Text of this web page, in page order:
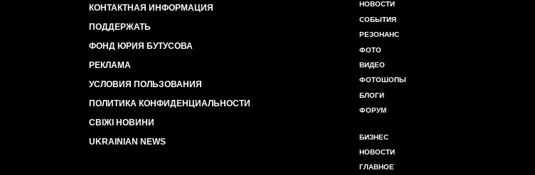
КОНТАКТНАЯ ИНФОРМАЦИЯ
ПОДДЕРЖАТЬ
ФОНД ЮРИЯ БУТУСОВА
РЕКЛАМА
УСЛОВИЯ ПОЛЬЗОВАНИЯ
ПОЛИТИКА КОНФИДЕНЦИАЛЬНОСТИ
СВІЖІ НОВИНИ
UKRAINIAN NEWS
НОВОСТИ
СОБЫТИЯ
РЕЗОНАНС
ФОТО
ВИДЕО
ФОТОШОПЫ
БЛОГИ
ФОРУМ
БИЗНЕС
НОВОСТИ
ГЛАВНОЕ